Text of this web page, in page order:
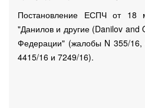
Постановление ЕСПЧ от 18
"Данилов и другие (Danilov and
Федерации" (жалобы N 355/16,
4415/16 и 7249/16).